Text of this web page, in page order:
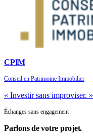
CPIM
Conseil en Patrimoine Immobilier
« Investir sans improviser. »
Échanges sans engagement
Parlons de votre projet.